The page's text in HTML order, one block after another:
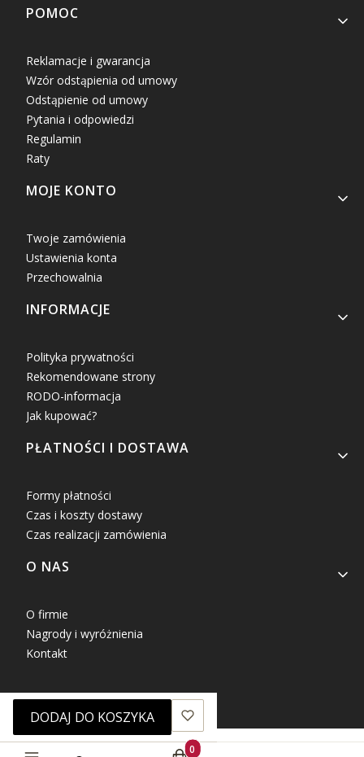
Linki w stopce
POMOC
Reklamacje i gwarancja
Wzór odstąpienia od umowy
Odstąpienie od umowy
Pytania i odpowiedzi
Regulamin
Raty
MOJE KONTO
Twoje zamówienia
Ustawienia konta
Przechowalnia
INFORMACJE
Polityka prywatności
Rekomendowane strony
RODO-informacja
Jak kupować?
PŁATNOŚCI I DOSTAWA
Formy płatności
Czas i koszty dostawy
Czas realizacji zamówienia
O NAS
O firmie
Nagrody i wyróżnienia
Kontakt
DODAJ DO KOSZYKA